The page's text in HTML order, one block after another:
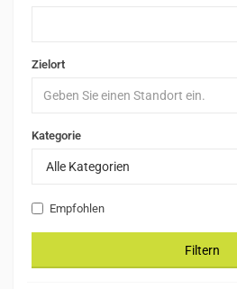
Zielort
Kategorie
Alle Kategorien
Empfohlen
Filtern